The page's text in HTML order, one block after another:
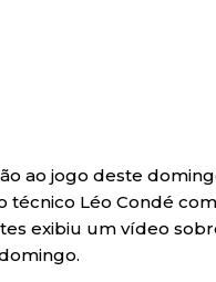
ao jogo deste
técnico Léo Condé
exibiu um vídeo